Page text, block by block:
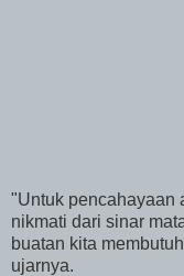
"Untuk pencahayaan
nikmati dari sinar
buatan kita
ujarnya.